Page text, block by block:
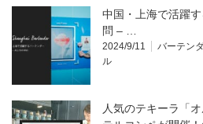
中国・上海で活躍
問 – …
2024/9/11 バーテン
ル
人気のテキーラ「